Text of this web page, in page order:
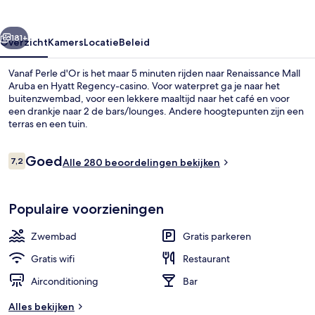
Volgende
181+
OverzichtKamersLocatieBeleid
Vanaf Perle d'Or is het maar 5 minuten rijden naar Renaissance Mall
Aruba en Hyatt Regency-casino. Voor waterpret ga je naar het
buitenzwembad, voor een lekkere maaltijd naar het café en voor
een drankje naar 2 de bars/lounges. Andere hoogtepunten zijn een
terras en een tuin.
Beoordelingen
7,27,2 op 10 –
GoedAlle 280 beoordelingen bekijken
Populaire voorzieningen
Zwembad
Gratis parkeren
Gratis wifi
Restaurant
Airconditioning
Bar
Alles bekijken